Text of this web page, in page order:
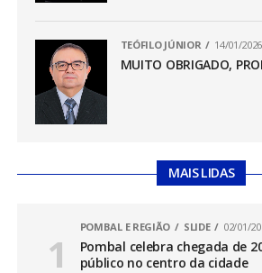
TEÓFILO JÚNIOR 14/01/2026
MUITO OBRIGADO,
MAIS LIDAS
POMBAL E REGIÃO SLIDE 02/01/
Pombal celebra chegada de
público no centro da cidade